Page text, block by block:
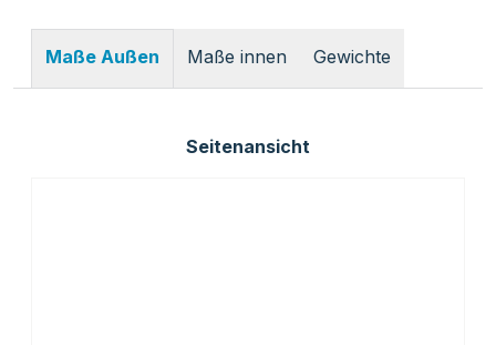
Maße Außen Maße innen Gewichte
Seitenansicht